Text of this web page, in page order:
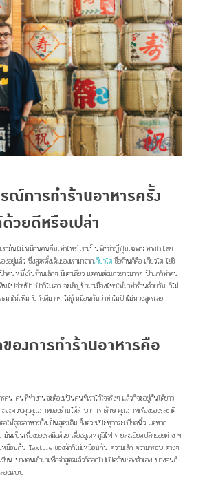
ณ์การทำร้านอาหารครั้ง
วยดีหรือเปล่า
รามันไม่เหมือนคนอื่นเท่าไหร่ เราเป็นพิซซ่าญี่ปุ่นเฉพาะทางไปเลย
อยู่แล้ว ซึ่งสูตรดั้งเดิมของเรามาจากเกียวโตชื่อร้านก็คือ เกียวโต โยชิ
คนหนึ่งในร้านเล็กๆ มีเตาเดียว แต่คนต่อแถวยาวมากๆ ป้าแกก็ทำคน
งินไปจ่ายป้า ป้าก็ไม่เอา จะเชิญป้ามาเมืองไทยให้มาทำร้านด้วยกัน ก็ไม่
มาให้เพิ่ม ป้าใจดีมากๆ ไม่รู้เหมือนกันว่าทำไมป้าไม่หวงสูตรเลย
องการทำร้านอาหารคือ
คน คนที่ทำงานจะต้องเป็นคนที่เราไว้ใจจริงๆ แล้วก็จะอยู่กันได้ยาว
ะจะควบคุมคุณภาพของร้านได้ลำบาก เรารักษาคุณภาพเรื่องของรสชาติ
อให้สูตรอาหารยังเป็นสูตรเดิม ชั่งตวงเป๊ะทุกกระเบียดนิ้ว แต่หาก
นเป็นเรื่องของรสมือด้วย เรื่องอุณหภูมิไฟ รายละเอียดปลีกย่อยต่าง ๆ
เหมือนกัน Texture ของผักก็ไม่เหมือนกัน ความเล็ก ความกรอบ ต่างๆ
น บางคนเข้ามาเพื่อจำสูตรแล้วก็ออกไปเปิดร้านของตัวเอง บางคนก็
องแบบ